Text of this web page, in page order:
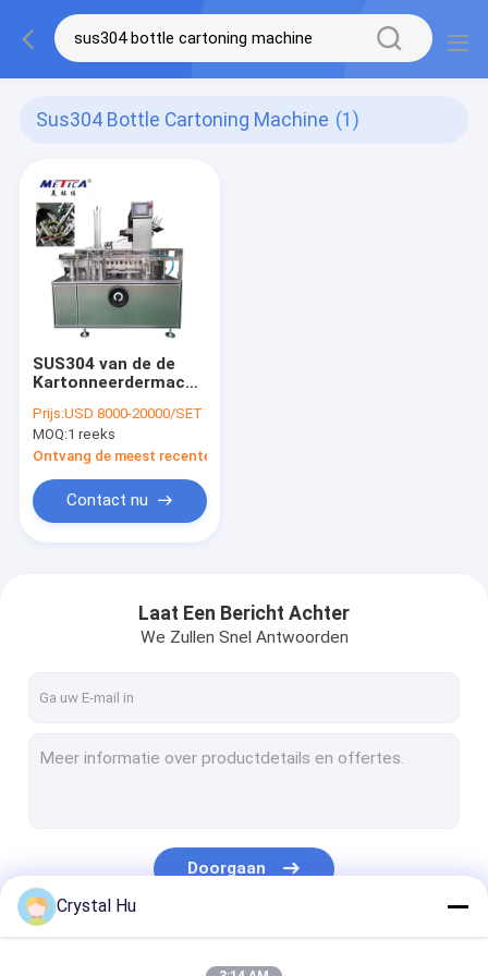
Sus304 Bottle Cartoning Machine (1)
SUS304 van de de
Kartonneerdermachine
flessen
Kartonnerende
Machine Auto de
Luchtlevering
Prijs:USD 8000-20000/SET
MOQ:1 reeks
Ontvang de meest recente Prijs
Contact nu
Laat Een Bericht Achter
We Zullen Snel Antwoorden
Doorgaan
Crystal Hu